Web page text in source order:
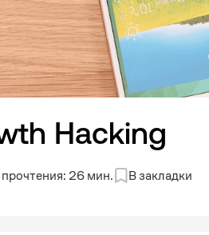
Hacking
26 мин. В закладки